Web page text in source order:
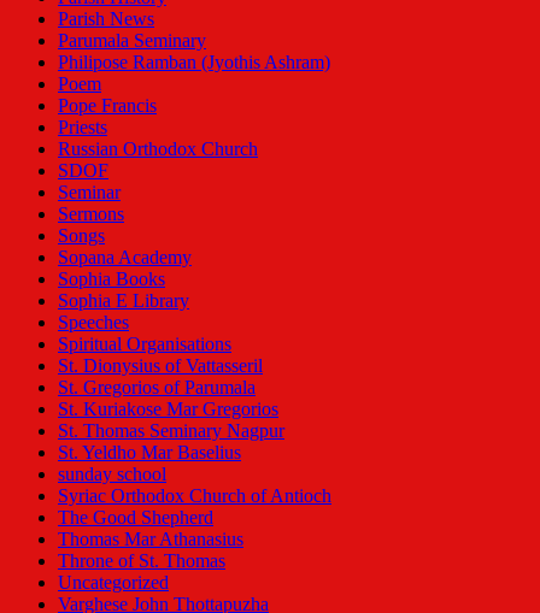
Parish News
Parumala Seminary
Philipose Ramban (Jyothis Ashram)
Poem
Pope Francis
Priests
Russian Orthodox Church
SDOF
Seminar
Sermons
Songs
Sopana Academy
Sophia Books
Sophia E Library
Speeches
Spiritual Organisations
St. Dionysius of Vattasseril
St. Gregorios of Parumala
St. Kuriakose Mar Gregorios
St. Thomas Seminary Nagpur
St. Yeldho Mar Baselius
sunday school
Syriac Orthodox Church of Antioch
The Good Shepherd
Thomas Mar Athanasius
Throne of St. Thomas
Uncategorized
Varghese John Thottapuzha